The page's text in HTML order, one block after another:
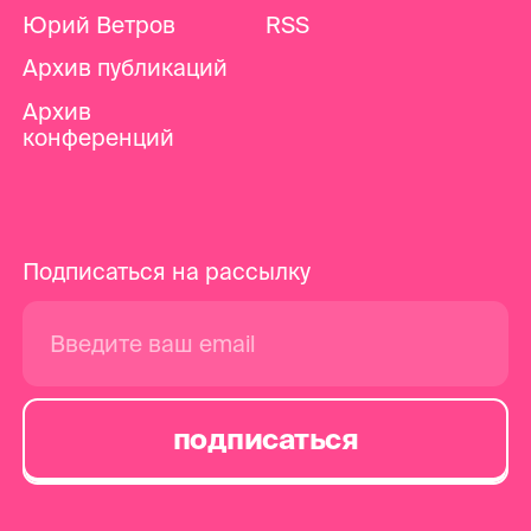
Юрий Ветров
Архив публикаций
Архив
конференций
RSS
Подписаться на рассылку